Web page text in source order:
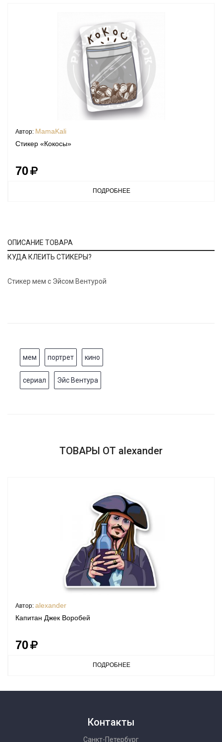
Автор: MamaKali
Стикер «Кокосы»
70
ПОДРОБНЕЕ
ОПИСАНИЕ ТОВАРА
КУДА КЛЕИТЬ СТИКЕРЫ?
Стикер мем с Эйсом Вентурой
мем портрет кино
сериал Эйс Вентура
ТОВАРЫ ОТ alexander
Автор: alexander
Капитан Джек Воробей
70
ПОДРОБНЕЕ
Контакты
Санкт-Петербург